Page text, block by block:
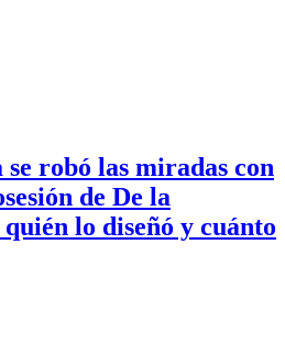
robó las miradas con
de De la
lo diseñó y cuánto